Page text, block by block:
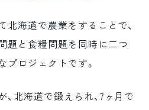
北海道で農業をすることで、
題と食糧問題を同時に二つ
プロジェクトです。
北海道で鍛えられ、7ヶ月で